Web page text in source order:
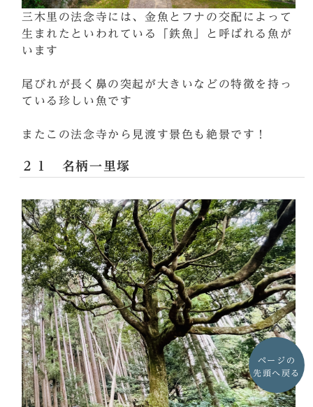
三木里の法念寺には、金魚とフナの交配によって
生まれたといわれている「鉄魚」と呼ばれる魚が
います
尾びれが長く鼻の突起が大きいなどの特徴を持っ
ている珍しい魚です
またこの法念寺から見渡す景色も絶景です！
２１ 名柄一里塚
ページの
先頭へ戻る